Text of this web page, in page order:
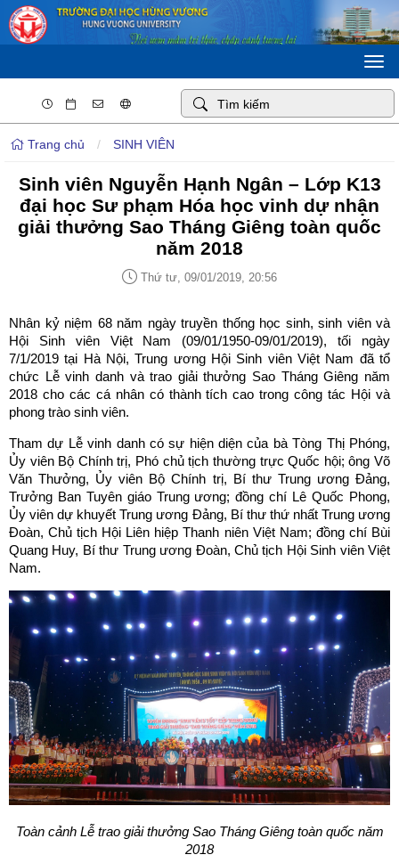
Trang chủ / SINH VIÊN
Sinh viên Nguyễn Hạnh Ngân – Lớp K13
đại học Sư phạm Hóa học vinh dự nhận
giải thưởng Sao Tháng Giêng toàn quốc
năm 2018
Thứ tư, 09/01/2019, 20:56
Nhân kỷ niệm 68 năm ngày truyền thống học sinh, sinh viên và
Hội Sinh viên Việt Nam (09/01/1950-09/01/2019), tối ngày
7/1/2019 tại Hà Nội, Trung ương Hội Sinh viên Việt Nam đã tổ
chức Lễ vinh danh và trao giải thưởng Sao Tháng Giêng năm
2018 cho các cá nhân có thành tích cao trong công tác Hội và
phong trào sinh viên.
Tham dự Lễ vinh danh có sự hiện diện của bà Tòng Thị Phóng,
Ủy viên Bộ Chính trị, Phó chủ tịch thường trực Quốc hội; ông Võ
Văn Thưởng, Ủy viên Bộ Chính trị, Bí thư Trung ương Đảng,
Trưởng Ban Tuyên giáo Trung ương; đồng chí Lê Quốc Phong,
Ủy viên dự khuyết Trung ương Đảng, Bí thư thứ nhất Trung ương
Đoàn, Chủ tịch Hội Liên hiệp Thanh niên Việt Nam; đồng chí Bùi
Quang Huy, Bí thư Trung ương Đoàn, Chủ tịch Hội Sinh viên Việt
Nam.
Toàn cảnh Lễ trao giải thưởng Sao Tháng Giêng toàn quốc năm
2018